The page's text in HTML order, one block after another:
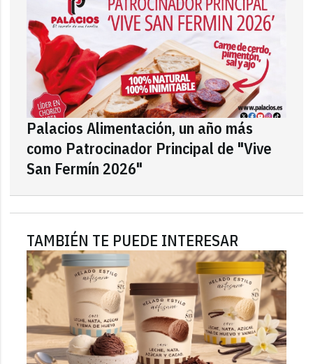
Palacios Alimentación, un año más
como Patrocinador Principal de "Vive
San Fermín 2026"
TAMBIÉN TE PUEDE INTERESAR